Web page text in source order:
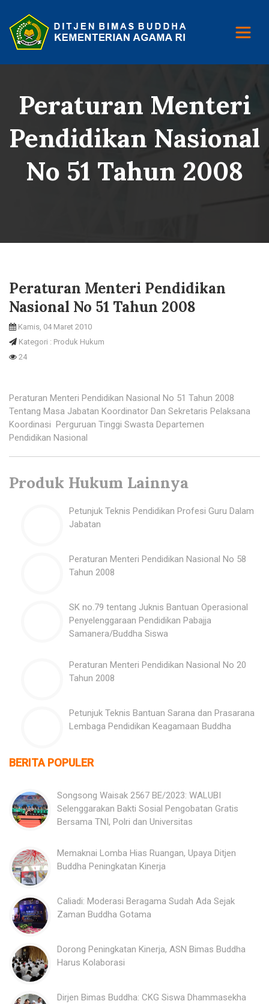
Peraturan Menteri
Pendidikan Nasional
No 51 Tahun 2008
Peraturan Menteri Pendidikan
Nasional No 51 Tahun 2008
Kamis, 04 Maret 2010
Kategori : Produk Hukum
24
Peraturan Menteri Pendidikan Nasional No 51 Tahun 2008
Tentang Masa Jabatan Koordinator Dan Sekretaris Pelaksana
Koordinasi Perguruan Tinggi Swasta Departemen
Pendidikan Nasional
Produk Hukum Lainnya
Petunjuk Teknis Pendidikan Profesi Guru Dalam
Jabatan
Peraturan Menteri Pendidikan Nasional No 58
Tahun 2008
SK no.79 tentang Juknis Bantuan Operasional
Penyelenggaraan Pendidikan Pabajja
Samanera/Buddha Siswa
Peraturan Menteri Pendidikan Nasional No 20
Tahun 2008
Petunjuk Teknis Bantuan Sarana dan Prasarana
Lembaga Pendidikan Keagamaan Buddha
BERITA POPULER
Songsong Waisak 2567 BE/2023: WALUBI
Selenggarakan Bakti Sosial Pengobatan Gratis
Bersama TNI, Polri dan Universitas
Memaknai Lomba Hias Ruangan, Upaya Ditjen
Buddha Peningkatan Kinerja
Caliadi: Moderasi Beragama Sudah Ada Sejak
Zaman Buddha Gotama
Dorong Peningkatan Kinerja, ASN Bimas Buddha
Harus Kolaborasi
Dirjen Bimas Buddha: CKG Siswa Dhammasekha